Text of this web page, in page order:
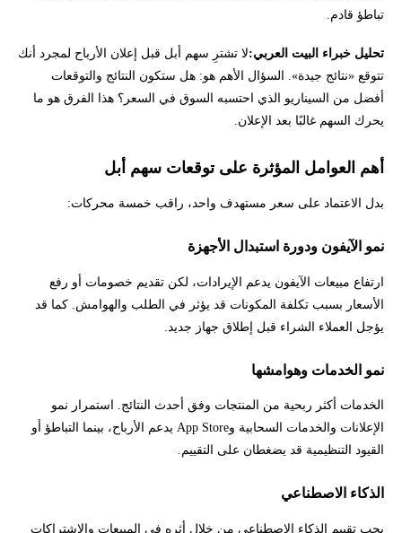
تباطؤ قادم.
تحليل خبراء البيت العربي:لا تشترِ سهم أبل قبل إعلان الأرباح لمجرد أنك
تتوقع «نتائج جيدة». السؤال الأهم هو: هل ستكون النتائج والتوقعات
أفضل من السيناريو الذي احتسبه السوق في السعر؟ هذا الفرق هو ما
يحرك السهم غالبًا بعد الإعلان.
أهم العوامل المؤثرة على توقعات سهم أبل
بدل الاعتماد على سعر مستهدف واحد، راقب خمسة محركات:
نمو الآيفون ودورة استبدال الأجهزة
ارتفاع مبيعات الآيفون يدعم الإيرادات، لكن تقديم خصومات أو رفع
الأسعار بسبب تكلفة المكونات قد يؤثر في الطلب والهوامش. كما قد
يؤجل العملاء الشراء قبل إطلاق جهاز جديد.
نمو الخدمات وهوامشها
الخدمات أكثر ربحية من المنتجات وفق أحدث النتائج. استمرار نمو
الإعلانات والخدمات السحابية وApp Store يدعم الأرباح، بينما التباطؤ أو
القيود التنظيمية قد يضغطان على التقييم.
الذكاء الاصطناعي
يجب تقييم الذكاء الاصطناعي من خلال أثره في المبيعات والاشتراكات